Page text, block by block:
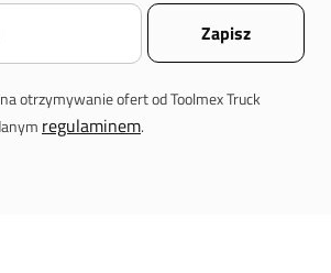
otrzymywanie ofert od Toolmex Truck
regulaminem.